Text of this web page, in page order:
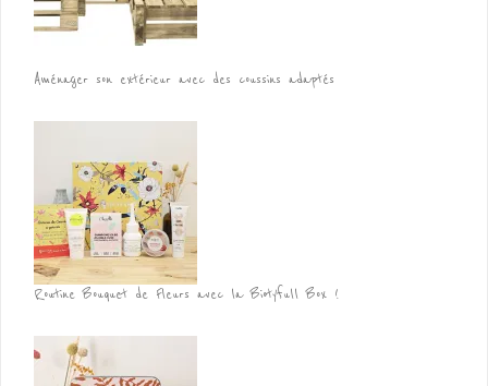
Aménager son extérieur avec des coussins adaptés
Routine Bouquet de Fleurs avec la Biotyfull Box !